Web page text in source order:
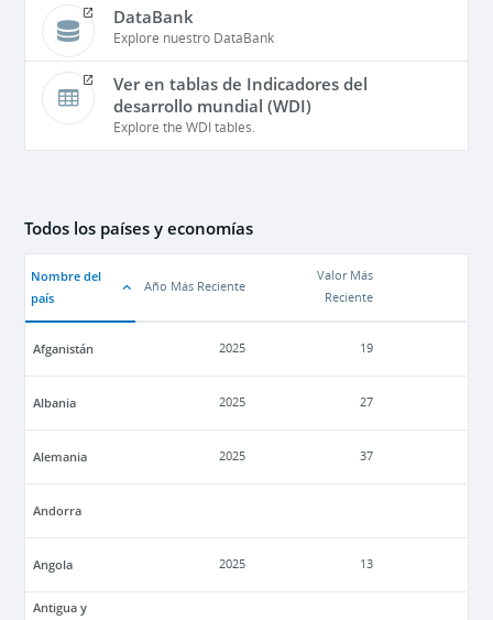
DataBank
Explore nuestro DataBank
Ver en tablas de Indicadores del
desarrollo mundial (WDI)
Explore the WDI tables.
Todos los países y economías
Nombre del
país
Año Más Reciente
Valor Más
Reciente
Afganistán 2025 19
Albania 2025 27
Alemania 2025 37
Andorra
Angola 2025 13
Antigua y